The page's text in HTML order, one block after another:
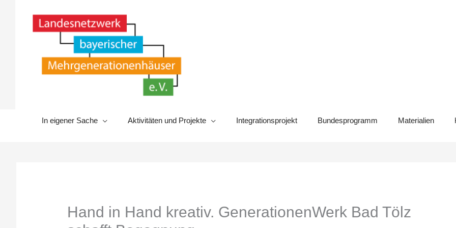
In eigener Sache Aktivitäten und Projekte Integrationsprojekt Bundesprogramm Materialien
Hand in Hand kreativ. GenerationenWerk Bad Tölz